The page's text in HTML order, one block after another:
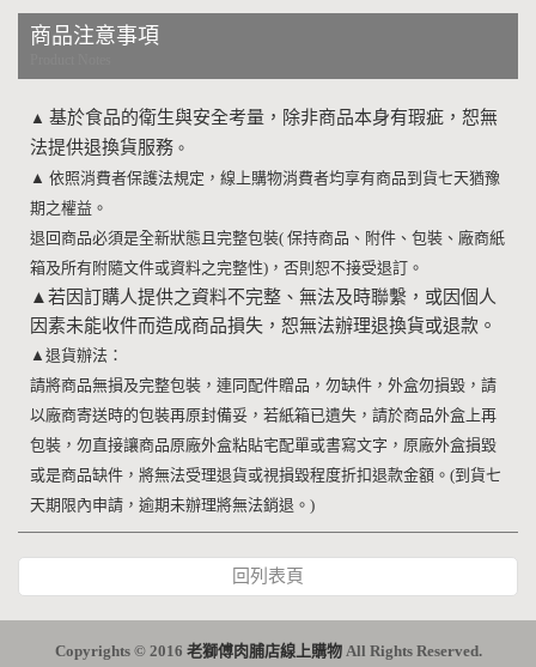
商品注意事項
▲ 基於食品的衛生與安全考量，除非商品本身有瑕疵，恕無
法提供退換貨服務 。
▲ 依照消費者保護法規定，線上購物消費者均享有商品到貨七天猶豫
期之權益。
退回商品必須是全新狀態且完整包裝( 保持商品、附件、包裝、廠商紙
箱及所有附隨文件或資料之完整性) ，否則恕不接受退訂。
▲ 若因訂購人提供之資料不完整、無法及時聯繫，或因個人
因素未能收件而造成商品損失，恕無法辦理退換貨或退款。
▲ 退貨辦法：
請將商品無損及完整包裝，連同配件贈品，勿缺件，外盒勿損毀，請
以廠商寄送時的包裝再原封備妥，若紙箱已遺失，請於商品外盒上再
包裝，勿直接讓商品原廠外盒粘貼宅配單或書寫文字，原廠外盒損毀
或是商品缺件，將無法受理退貨或視損毀程度折扣退款金額。 (到貨七
天期限內申請，逾期未辦理將無法銷退。 )
回列表頁
Copyrights © 2016 老獅傅肉脯店線上購物All Rights Reserved.